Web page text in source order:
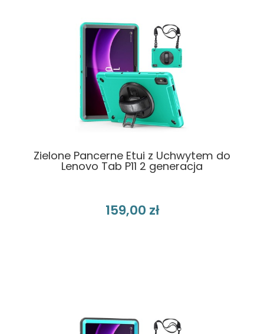
Zielone Pancerne Etui z Uchwytem do
Lenovo Tab P11 2 generacja
159,00 zł